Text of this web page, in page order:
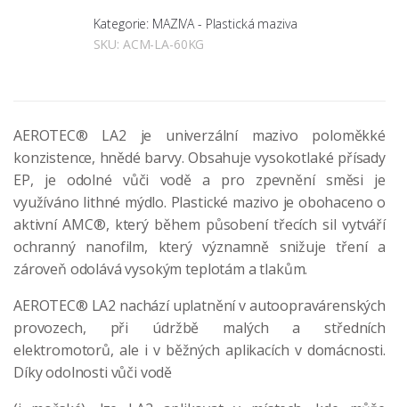
Kategorie: MAZIVA - Plastická maziva
SKU: ACM-LA-60KG
AEROTEC® LA2 je univerzální mazivo poloměkké
konzistence, hnědé barvy. Obsahuje vysokotlaké přísady
EP, je odolné vůči vodě a pro zpevnění směsi je
využíváno lithné mýdlo. Plastické mazivo je obohaceno o
aktivní AMC®, který během působení třecích sil vytváří
ochranný nanofilm, který významně snižuje tření a
zároveň odolává vysokým teplotám a tlakům.
AEROTEC® LA2 nachází uplatnění v autoopravárenských
provozech, při údržbě malých a středních
elektromotorů, ale i v běžných aplikacích v domácnosti.
Díky odolnosti vůči vodě